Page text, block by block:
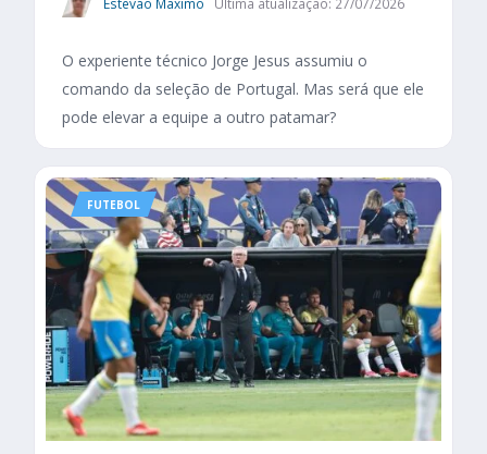
O experiente técnico Jorge Jesus assumiu o
comando da seleção de Portugal. Mas será que ele
pode elevar a equipe a outro patamar?
FUTEBOL